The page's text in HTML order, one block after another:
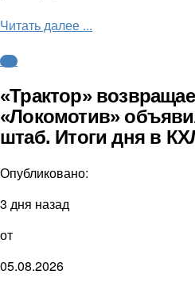
Читать далее ...
КХЛ
«Трактор»
«Локомотив»
штаб. Итоги дня в
Опубликовано:
3 дня назад
от
05.08.2026